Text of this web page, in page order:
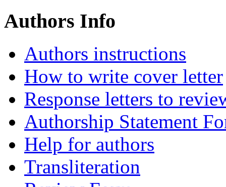
Authors Info
Authors instructions
How to write cover letter
Response letters to
Authorship Statement
Help for authors
Transliteration